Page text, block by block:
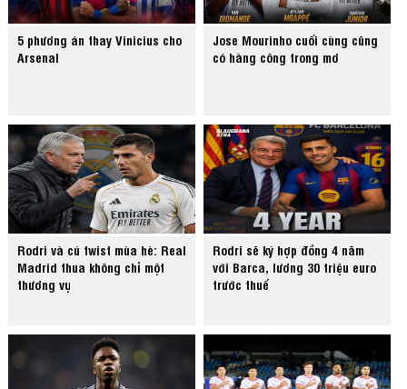
5 phương án thay Vinicius cho
Arsenal
Jose Mourinho cuối cùng cũng
có hàng công trong mơ
Rodri và cú twist mùa hè: Real
Madrid thua không chỉ một
thương vụ
Rodri sẽ ký hợp đồng 4 năm
với Barca, lương 30 triệu euro
trước thuế